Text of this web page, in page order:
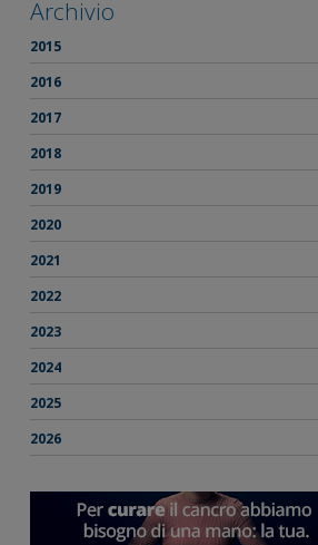
Archivio
2015
2016
2017
2018
2019
2020
2021
2022
2023
2024
2025
2026